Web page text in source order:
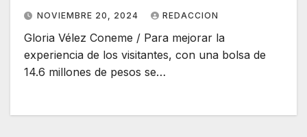
NOVIEMBRE 20, 2024 REDACCION
Gloria Vélez Coneme / Para mejorar la
experiencia de los visitantes, con una bolsa de
14.6 millones de pesos se…